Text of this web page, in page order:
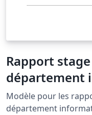
Rapport
département
Modèle pour les
département